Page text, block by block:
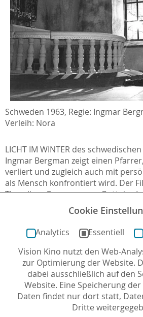
Schweden 1963, Regie: Ingmar
Verleih: Nora
LICHT IM WINTER des
Ingmar Bergman zeigt einen
verliert und zugleich auch mit
als Mensch konfrontiert wird. Der
Theodizee-Frage, warum Gott das
zulässt, in der Form eines
die Auseinandersetzung mit dieser
Grundfrage beeindruckend
Der Film lief im Rahmen des
Filmgespräch, Begleitmaterial ist
Cookie
Analytics Essentiell
Vision Kino nutzt den Web-
zur Optimierung der Website.
dabei ausschließlich auf den
Website. Eine Speicherung
Daten findet nur dort statt,
Dritte